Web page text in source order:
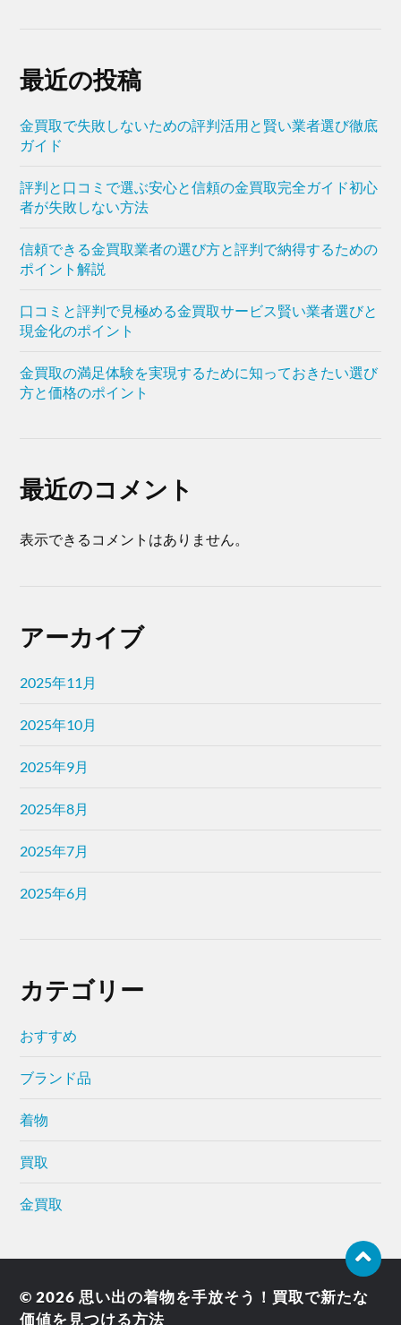
最近の投稿
金買取で失敗しないための評判活用と賢い業者選び徹底
ガイド
評判と口コミで選ぶ安心と信頼の金買取完全ガイド初心
者が失敗しない方法
信頼できる金買取業者の選び方と評判で納得するための
ポイント解説
口コミと評判で見極める金買取サービス賢い業者選びと
現金化のポイント
金買取の満足体験を実現するために知っておきたい選び
方と価格のポイント
最近のコメント
表示できるコメントはありません。
アーカイブ
2025年11月
2025年10月
2025年9月
2025年8月
2025年7月
2025年6月
カテゴリー
おすすめ
ブランド品
着物
買取
金買取
© 2026思い出の着物を手放そう！買取で新たな
価値を見つける方法